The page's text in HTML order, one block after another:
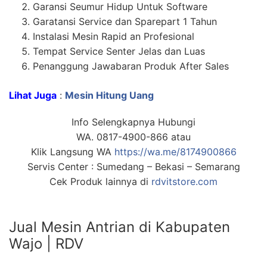
Garansi Seumur Hidup Untuk Software
Garatansi Service dan Sparepart 1 Tahun
Instalasi Mesin Rapid an Profesional
Tempat Service Senter Jelas dan Luas
Penanggung Jawabaran Produk After Sales
Lihat Juga : Mesin Hitung Uang
Info Selengkapnya Hubungi
WA. 0817-4900-866 atau
Klik Langsung WA https://wa.me/8174900866
Servis Center : Sumedang – Bekasi – Semarang
Cek Produk lainnya di rdvitstore.com
Jual Mesin Antrian di Kabupaten
Wajo | RDV